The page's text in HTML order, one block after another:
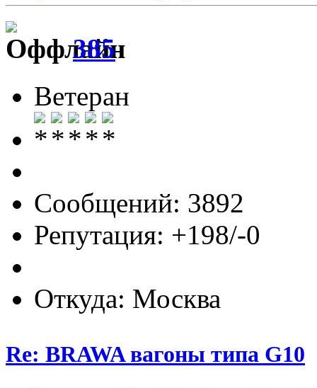
385
Ветеран
Сообщений: 3892
Репутация: +198/-0
Откуда: Москва
Re: BRAWA вагоны типа G10